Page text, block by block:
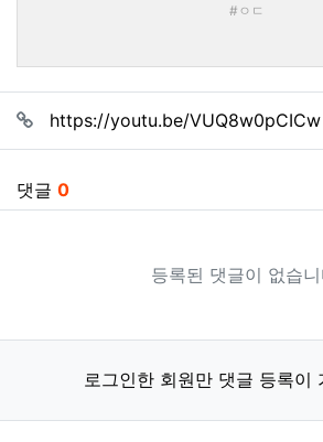
#ㅇㄷ
관련자료
https://youtu.be/VUQ8w0pCICw
댓글 0
등록된 댓글이 없습
로그인한 회원만 댓글 등록이